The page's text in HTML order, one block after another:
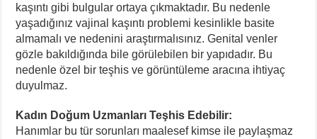
kaşıntı gibi bulgular ortaya çıkmaktadır. Bu nedenle
yaşadığınız vajinal kaşıntı problemi kesinlikle basite
almamalı ve nedenini araştırmalısınız. Genital venler
gözle bakıldığında bile görülebilen bir yapıdadır. Bu
nedenle özel bir teşhis ve görüntüleme aracına ihtiyaç
duyulmaz.
Kadın Doğum Uzmanları Teşhis Edebilir:
Hanımlar bu tür sorunları maalesef kimse ile paylaşmaz